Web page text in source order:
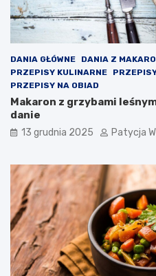
DANIA GŁÓWNE DANIA Z
PRZEPISY KULINARNE
PRZEPISY NA OBIAD
Makaron z grzybami
danie
13 grudnia 2025 Patycja